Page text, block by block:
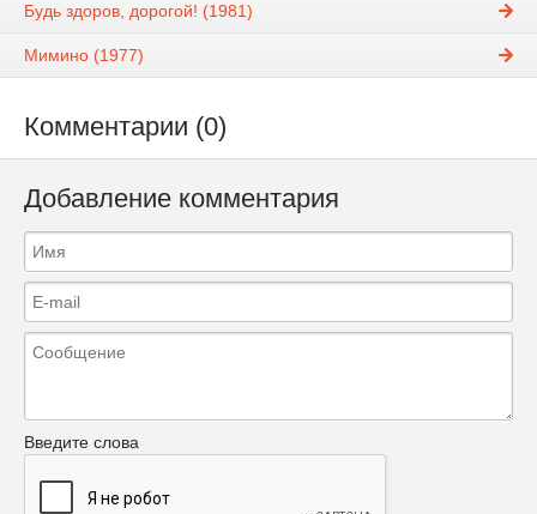
Будь здоров, дорогой! (1981)
Мимино (1977)
Комментарии (0)
Добавление комментария
Введите слова